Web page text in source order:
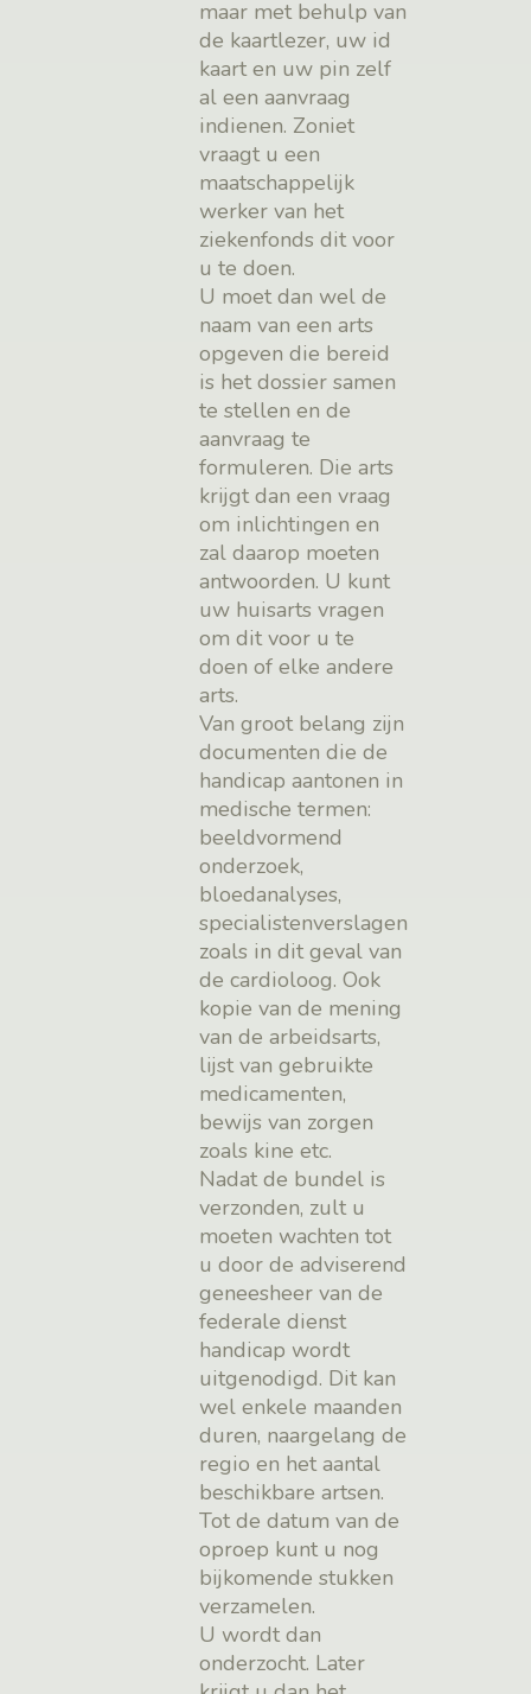
maar met behulp van
de kaartlezer, uw id
kaart en uw pin zelf
al een aanvraag
indienen. Zoniet
vraagt u een
maatschappelijk
werker van het
ziekenfonds dit voor
u te doen.
U moet dan wel de
naam van een arts
opgeven die bereid
is het dossier samen
te stellen en de
aanvraag te
formuleren. Die arts
krijgt dan een vraag
om inlichtingen en
zal daarop moeten
antwoorden. U kunt
uw huisarts vragen
om dit voor u te
doen of elke andere
arts.
Van groot belang zijn
documenten die de
handicap aantonen in
medische termen:
beeldvormend
onderzoek,
bloedanalyses,
specialistenverslagen
zoals in dit geval van
de cardioloog. Ook
kopie van de mening
van de arbeidsarts,
lijst van gebruikte
medicamenten,
bewijs van zorgen
zoals kine etc.
Nadat de bundel is
verzonden, zult u
moeten wachten tot
u door de adviserend
geneesheer van de
federale dienst
handicap wordt
uitgenodigd. Dit kan
wel enkele maanden
duren, naargelang de
regio en het aantal
beschikbare artsen.
Tot de datum van de
oproep kunt u nog
bijkomende stukken
verzamelen.
U wordt dan
onderzocht. Later